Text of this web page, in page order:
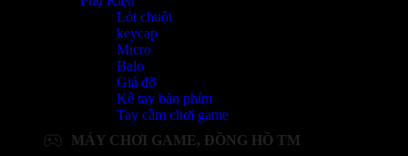
Lót chuột
keycap
Micro
Balo
Giá đỡ
Kê tay bàn phím
Tay cầm chơi game
MÁY CHƠI GAME, ĐỒNG HỒ TM